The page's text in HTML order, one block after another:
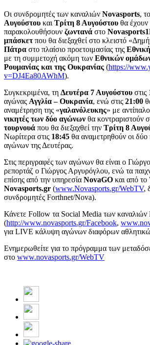
Οι συνδρομητές των καναλιών Novasports,
Αυγούστου και Τρίτη 8 Αυγούστου θα έχουν
παρακολουθήσουν ζωντανά στο Novasports1
μπάσκετπου θα διεξαχθεί στο κλειστό
Πάτρα στο πλαίσιο προετοιμασίας της
με τη συμμετοχή ακόμη των Εθνικών
Ρουμανίας και της Ουκρανίας (https://
v=DJ4Ea80AWhM).
Συγκεκριμένα, τη Δευτέρα 7 Αυγούστου στις
αγώνας Αγγλία – Ουκρανία, ενώ στις 21:00
αναμέτρηση της «γαλανόλευκης» με
νικητές των δύο αγώνων θα κοντραριστούν
τουρνουά που θα διεξαχθεί την Τρίτη 8
Νωρίτερα στις 18:45 θα αναμετρηθούν οι δύο
αγώνων της Δευτέρας.
Στις περιγραφές των αγώνων θα είναι ο
ρεπορτάζ ο Γιώργος Αργυρόγλου, ενώ τα
επίσης από την υπηρεσία NovaGO και από το
Novasports.gr (www.Novasports.gr/WebTV,
συνδρομητές Forthnet/Nova).
Κάνετε Follow τα Social Media των καναλιών
(http://www.novasports.gr/Facebook,
για LIVE κάλυψη αγώνων διαφόρων
Ενημερωθείτε για το πρόγραμμα των
στο www.novasports.gr/WebTV